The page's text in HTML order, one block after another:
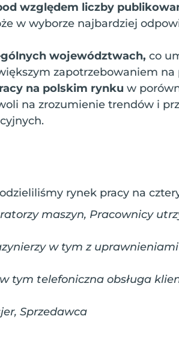
względem liczby
w wyborze najbardziej
województwach, co
zapotrzebowaniem na
na polskim rynku w
na zrozumienie trendów i
rynek pracy na
maszyn, Pracownicy
w tym z uprawnieniami
tym telefoniczna obsługa
Sprzedawca